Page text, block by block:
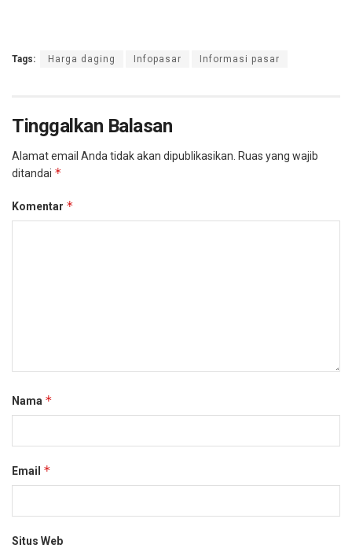
Tags: Harga daging Infopasar Informasi pasar
Tinggalkan Balasan
Alamat email Anda tidak akan dipublikasikan. Ruas yang wajib
ditandai *
Komentar *
Nama *
Email *
Situs Web